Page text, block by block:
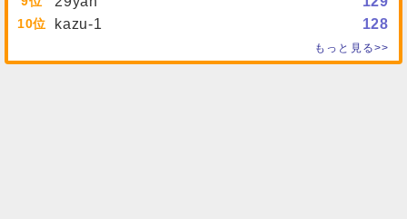
10 kazu-1 128
もっと見る>>